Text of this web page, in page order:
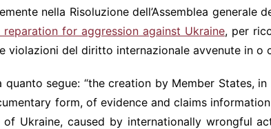
nella Risoluzione dell’Assemblea generale
for aggression against Ukraine, per
del diritto internazionale avvenute in o
segue: “the creation by Member States,
form, of evidence and claims
Ukraine, caused by internationally wrongful